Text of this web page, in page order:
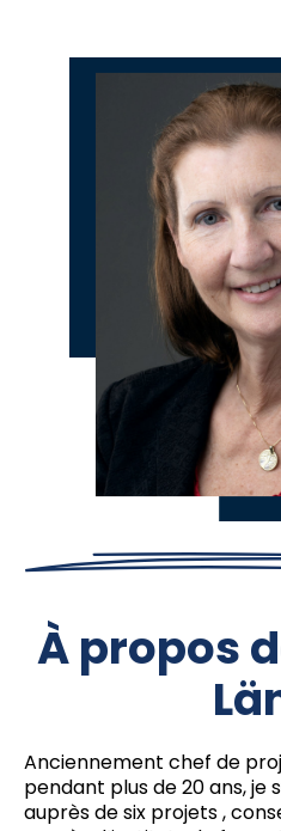
À propos
Anciennement chef de
pendant plus de 20 ans, je
auprès de six projets ,